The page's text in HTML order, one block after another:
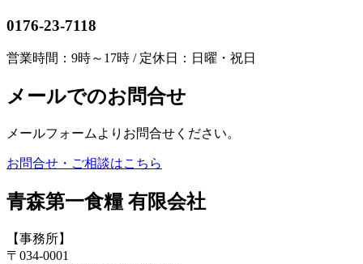
0176-23-7118
営業時間：9時～17時 / 定休日：日曜・祝日
メールでのお問合せ
メールフォームよりお問合せください。
お問合せ・ご相談はこちら
青森第一食糧 有限会社
【事務所】
〒034-0001